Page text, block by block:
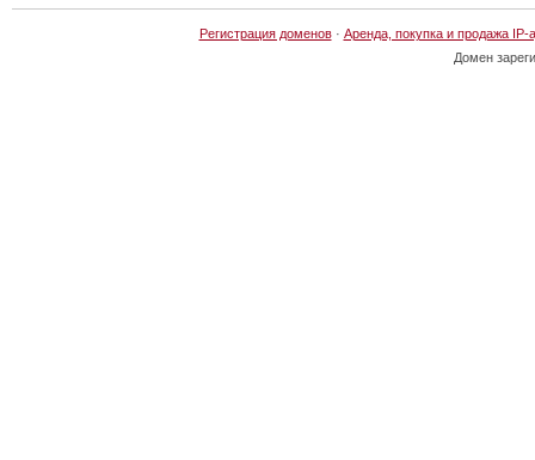
Регистрация доменов· Аренда, покупка и продажа IP-
Домен